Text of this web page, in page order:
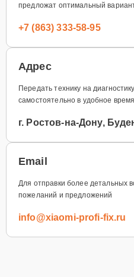
предложат оптимальный
+7 (863) 333-58-95
Адрес
Передать технику на
самостоятельно в удобное время
г. Ростов-на-Дону,
Email
Для отправки более детальных
пожеланий и предложений
info@xiaomi-profi-fix.ru